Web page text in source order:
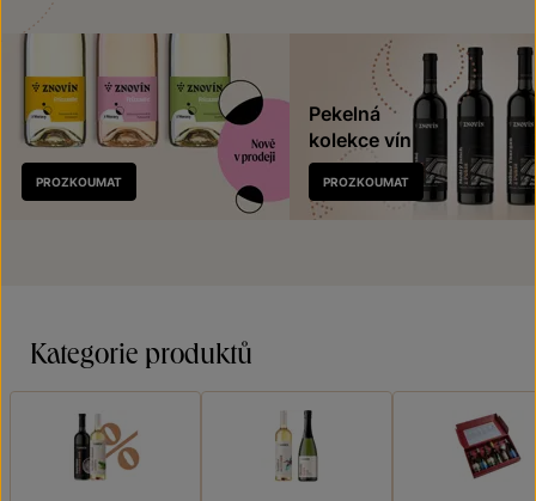
Nově
v prodeji
PROZKOUMAT
Pekelná
kolekce vín
PROZKOUMAT
Kategorie produktů